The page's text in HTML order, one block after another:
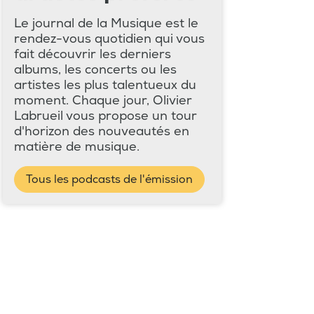
Le journal de la Musique est le
rendez-vous quotidien qui vous
fait découvrir les derniers
albums, les concerts ou les
artistes les plus talentueux du
moment. Chaque jour, Olivier
Labrueil vous propose un tour
d'horizon des nouveautés en
matière de musique.
Tous les podcasts de l'émission